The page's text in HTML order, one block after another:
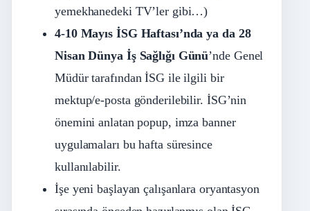
yemekhanedeki TV’ler gibi…)
4-10 Mayıs İSG Haftası’nda ya da 28
Nisan Dünya İş Sağlığı Günü’nde Genel
Müdür tarafından İSG ile ilgili bir
mektup/e-posta gönderilebilir. İSG’nin
önemini anlatan popup, imza banner
uygulamaları bu hafta süresince
kullanılabilir.
İşe yeni başlayan çalışanlara oryantasyon